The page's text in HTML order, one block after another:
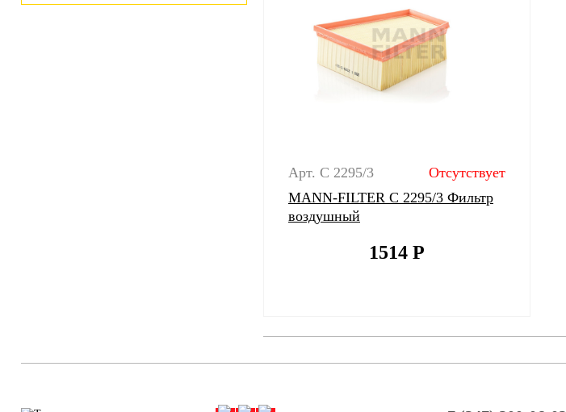
Арт. C 2295/3
Отсутствует
MANN-FILTER C 2295/3 Фильтр
воздушный
1514 Р